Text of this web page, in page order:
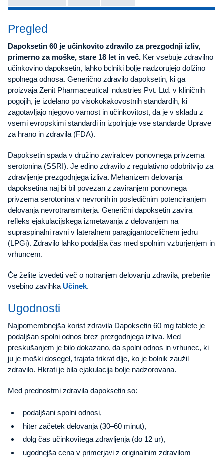
Pregled
Dapoksetin 60 je učinkovito zdravilo za prezgodnji izliv,
primerno za moške, stare 18 let in več. Ker vsebuje zdravilno
učinkovino dapoksetin, lahko bolniki bolje nadzorujejo dolžino
spolnega odnosa. Generično zdravilo dapoksetin, ki ga
proizvaja Zenit Pharmaceutical Industries Pvt. Ltd. v kliničnih
pogojih, je izdelano po visokokakovostnih standardih, ki
zagotavljajo njegovo varnost in učinkovitost, da je v skladu z
vsemi evropskimi standardi in izpolnjuje vse standarde Uprave
za hrano in zdravila (FDA).
Dapoksetin spada v družino zaviralcev ponovnega privzema
serotonina (SSRI). Je edino zdravilo z regulativno odobritvijo za
zdravljenje prezgodnjega izliva. Mehanizem delovanja
dapoksetina naj bi bil povezan z zaviranjem ponovnega
privzema serotonina v nevronih in posledičnim potenciranjem
delovanja nevrotransmiterja. Generični dapoksetin zavira
refleks ejakulacijskega izmetavanja z delovanjem na
supraspinalni ravni v lateralnem paragigantoceličnem jedru
(LPGi). Zdravilo lahko podaljša čas med spolnim vzburjenjem in
vrhuncem.
Če želite izvedeti več o notranjem delovanju zdravila, preberite
vsebino zavihka Učinek.
Ugodnosti
Najpomembnejša korist zdravila Dapoksetin 60 mg tablete je
podaljšan spolni odnos brez prezgodnjega izliva. Med
preskušanjem je bilo dokazano, da spolni odnos in vrhunec, ki
ju je moški dosegel, trajata trikrat dlje, ko je bolnik zaužil
zdravilo. Hkrati je bila ejakulacija bolje nadzorovana.
Med prednostmi zdravila dapoksetin so:
podaljšani spolni odnosi,
hiter začetek delovanja (30–60 minut),
dolg čas učinkovitega zdravljenja (do 12 ur),
ugodnejša cena v primerjavi z originalnim zdravilom